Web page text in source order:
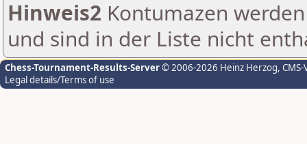
Hinweis2 Kontumazen
und sind in der Liste nicht
Chess-Tournament-Results-Server© 2006-2026 Heinz Herzog,
Legal details/Terms of use